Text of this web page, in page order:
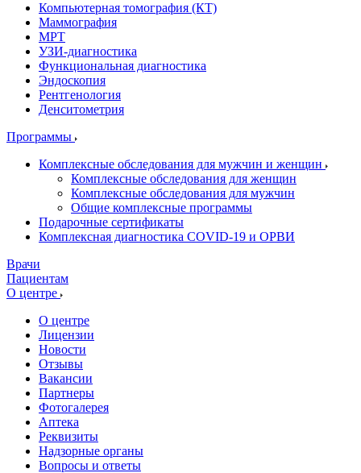
Компьютерная томография (КТ)
Маммография
МРТ
УЗИ-диагностика
Функциональная диагностика
Эндоскопия
Рентгенология
Денситометрия
Программы
Комплексные обследования для мужчин и женщин
Комплексные обследования для женщин
Комплексные обследования для мужчин
Общие комплексные программы
Подарочные сертификаты
Комплексная диагностика COVID-19 и ОРВИ
Врачи
Пациентам
О центре
О центре
Лицензии
Новости
Отзывы
Вакансии
Партнеры
Фотогалерея
Аптека
Реквизиты
Надзорные органы
Вопросы и ответы